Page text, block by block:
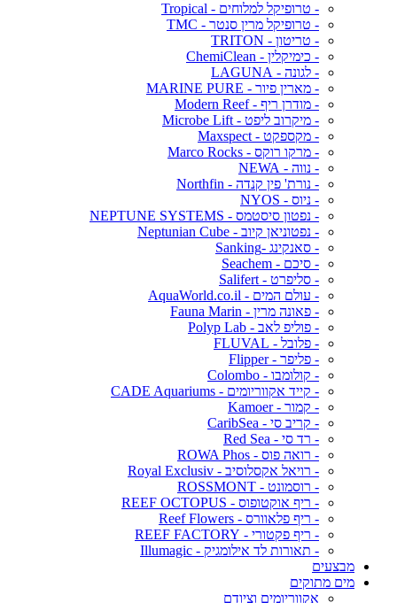
- טרופיקל למלוחים - Tropical
- טרופיקל מרין סנטר - TMC
- טריטון - TRITON
- כימיקלין - ChemiClean
- לגונה - LAGUNA
- מארין פיור - MARINE PURE
- מודרן ריף - Modern Reef
- מיקרוב ליפט - Microbe Lift
- מקספקט - Maxspect
- מרקו רוקס - Marco Rocks
- נווה - NEWA
- נורת' פין קנדה - Northfin
- ניוס - NYOS
- נפטון סיסטמס - NEPTUNE SYSTEMS
- נפטוניאן קיוב - Neptunian Cube
- סאנקינג -Sanking
- סיכם - Seachem
- סליפרט - Salifert
- עולם המים - AquaWorld.co.il
- פאונה מרין - Fauna Marin
- פוליפ לאב - Polyp Lab
- פלובל - FLUVAL
- פליפר - Flipper
- קולומבו - Colombo
- קייד אקווריומים - CADE Aquariums
- קמור - Kamoer
- קריב סי - CaribSea
- רד סי - Red Sea
- רואה פוס - ROWA Phos
- רויאל אקסלוסיב - Royal Exclusiv
- רוסמונט - ROSSMONT
- ריף אוקטופוס - REEF OCTOPUS
- ריף פלאוורס - Reef Flowers
- ריף פקטורי - REEF FACTORY
- תאורות לד אילומגיק - Illumagic
מבצעים
מים מתוקים
אקווריומים וציודם